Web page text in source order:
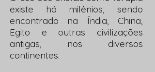
existe há milênios, sendo
encontrado na Índia, China,
Egito e outras civilizações
antigas, nos diversos
continentes.